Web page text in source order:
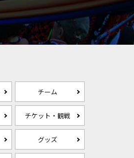
チーム
チケット・観戦
グッズ